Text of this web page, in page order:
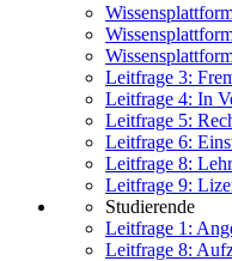
Leitfrage 3:
Leitfrage 4: In
Leitfrage 5:
Leitfrage 6:
Leitfrage 8:
Leitfrage 9:
Studierende
Leitfrage 1:
Leitfrage 8: